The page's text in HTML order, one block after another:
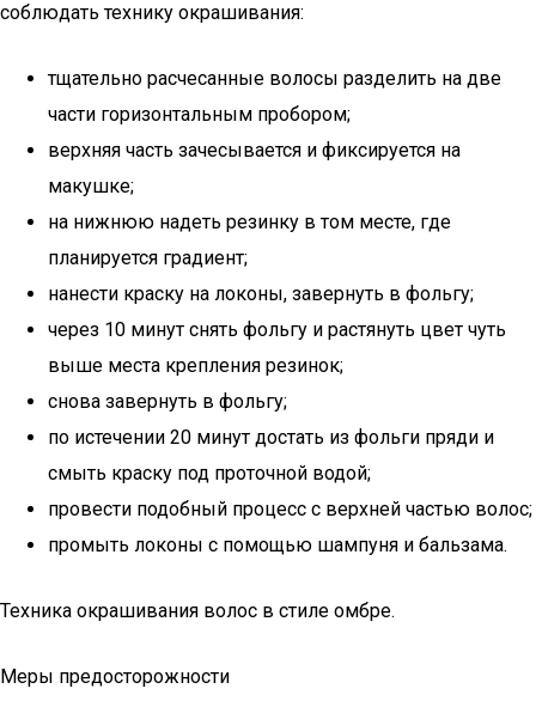
соблюдать технику окрашивания:
тщательно расчесанные волосы разделить на две
части горизонтальным пробором;
верхняя часть зачесывается и фиксируется на
макушке;
на нижнюю надеть резинку в том месте, где
планируется градиент;
нанести краску на локоны, завернуть в фольгу;
через 10 минут снять фольгу и растянуть цвет чуть
выше места крепления резинок;
снова завернуть в фольгу;
по истечении 20 минут достать из фольги пряди и
смыть краску под проточной водой;
провести подобный процесс с верхней частью волос;
промыть локоны с помощью шампуня и бальзама.
Техника окрашивания волос в стиле омбре.
Меры предосторожности